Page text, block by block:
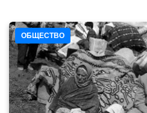
ОБЩЕСТВО